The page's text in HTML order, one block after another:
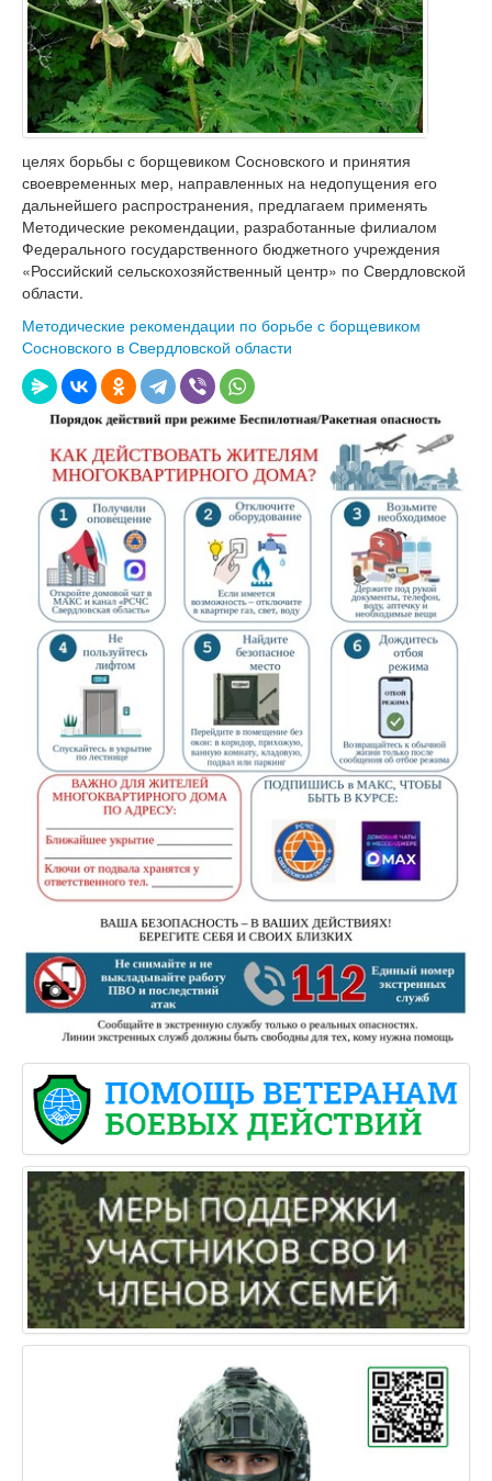
целях борьбы с борщевиком Сосновского и принятия
своевременных мер, направленных на недопущения его
дальнейшего распространения, предлагаем применять
Методические рекомендации, разработанные филиалом
Федерального государственного бюджетного учреждения
«Российский сельскохозяйственный центр» по Свердловской
области.
Методические рекомендации по борьбе с борщевиком
Сосновского в Свердловской области